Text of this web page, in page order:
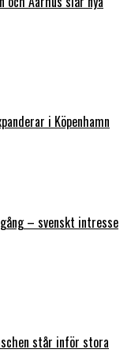
i Köpenhamn
– svenskt intresse
står inför stora